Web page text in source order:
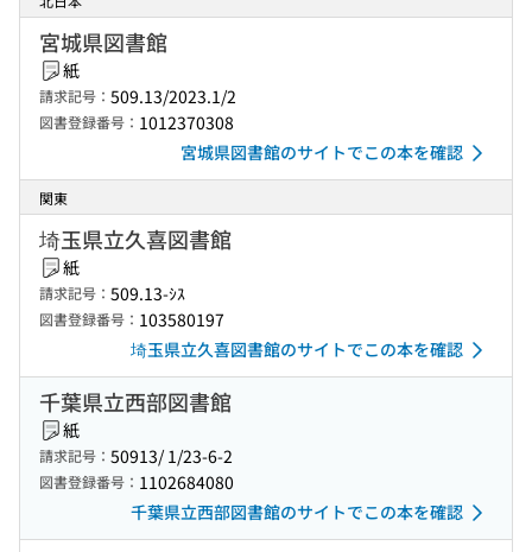
宮城県図書館
紙
請求記号： 509.13/2023.1/2
図書登録番号： 1012370308
宮城県図書館のサイトでこの本を確認
関東
埼玉県立久喜図書館
紙
請求記号： 509.13-ｼｽ
図書登録番号： 103580197
埼玉県立久喜図書館のサイトでこの本を確認
千葉県立西部図書館
紙
請求記号： 50913/ 1/23-6-2
図書登録番号： 1102684080
千葉県立西部図書館のサイトでこの本を確認